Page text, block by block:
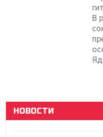
В
НОВОСТИ
Крупнейшие релизы
Новинки для Nintendo
Far Cry 5: хвалить